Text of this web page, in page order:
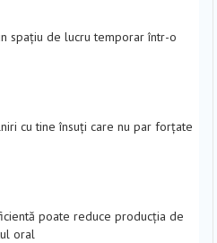
spațiu de lucru temporar într-o
cu tine însuți care nu par forțate
poate reduce producția de
oral